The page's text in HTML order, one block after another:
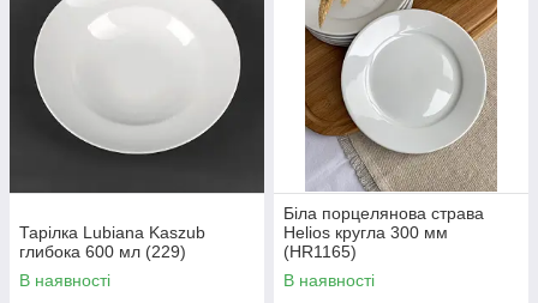
Тарілка Lubiana Kaszub
глибока 600 мл (229)
В наявності
Біла порцелянова страва
Helios кругла 300 мм
(HR1165)
В наявності